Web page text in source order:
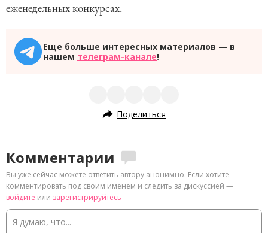
еженедельных конкурсах.
Еще больше интересных материалов — в
нашем телеграм-канале!
Поделиться
Комментарии
Вы уже сейчас можете ответить автору анонимно. Если хотите
комментировать под своим именем и следить за дискуссией —
войдите или зарегистрируйтесь